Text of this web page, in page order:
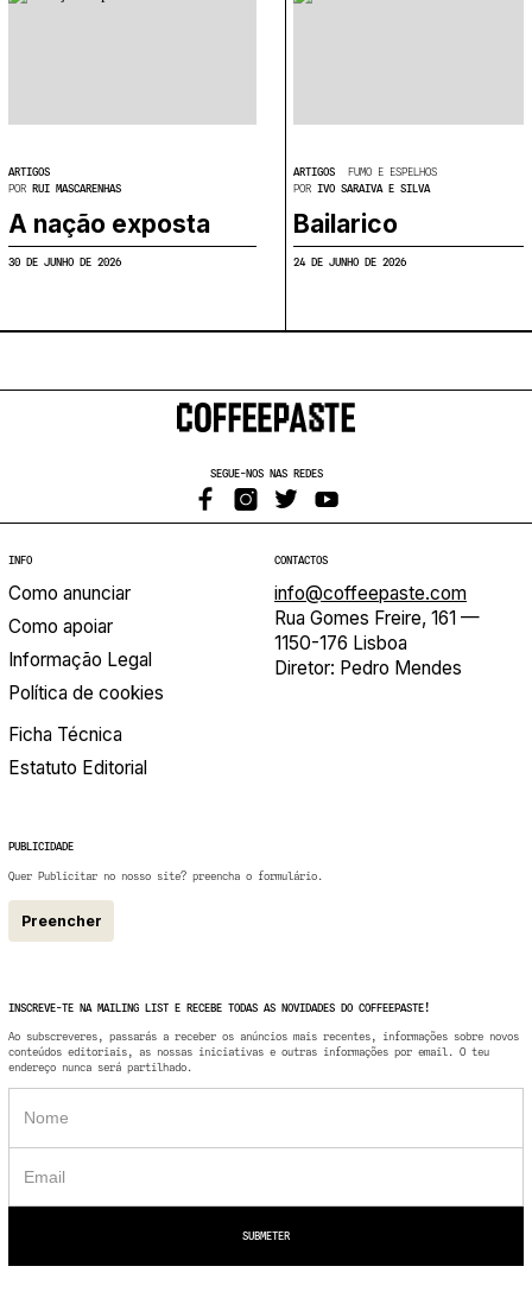
ARTIGOS
POR RUI MASCARENHAS
A nação exposta
30 DE JUNHO DE 2026
ARTIGOS
FUMO E ESPELHOS
POR IVO SARAIVA E SILVA
Bailarico
24 DE JUNHO DE 2026
SEGUE-NOS NAS REDES
INFO
Como anunciar
Como apoiar
Informação Legal
Política de cookies
Ficha Técnica
Estatuto Editorial
CONTACTOS
info@coffeepaste.com
Rua Gomes Freire, 161 —
1150-176 Lisboa
Diretor: Pedro Mendes
PUBLICIDADE
Quer Publicitar no nosso site? preencha o formulário.
Preencher
INSCREVE-TE NA MAILING LIST E RECEBE TODAS AS NOVIDADES DO COFFEEPASTE!
Ao subscreveres, passarás a receber os anúncios mais recentes, informações sobre novos
conteúdos editoriais, as nossas iniciativas e outras informações por email. O teu
endereço nunca será partilhado.